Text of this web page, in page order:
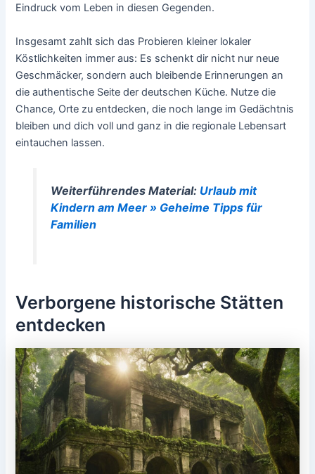
Eindruck vom Leben in diesen Gegenden.
Insgesamt zahlt sich das Probieren kleiner lokaler
Köstlichkeiten immer aus: Es schenkt dir nicht nur neue
Geschmäcker, sondern auch bleibende Erinnerungen an
die authentische Seite der deutschen Küche. Nutze die
Chance, Orte zu entdecken, die noch lange im Gedächtnis
bleiben und dich voll und ganz in die regionale Lebensart
eintauchen lassen.
Weiterführendes Material: Urlaub mit
Kindern am Meer » Geheime Tipps für
Familien
Verborgene historische Stätten
entdecken